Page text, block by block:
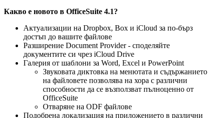
Какво е новото в OfficeSuite 4.1?
Актуализации на Dropbox, Box и iCloud за по-бърз
достъп до вашите файлове
Разширение Document Provider - споделяйте
документите си чрез iCloud Drive
Галерия от шаблони за Word, Excel и PowerPoint
Звуковата диктовка на менютата и съдържанието
на файловете позволява на хора с различни
способности да се възползват пълноценно от
OfficeSuite
Отваряне на ODF файлове
Подобрена локализация на приложението в различни